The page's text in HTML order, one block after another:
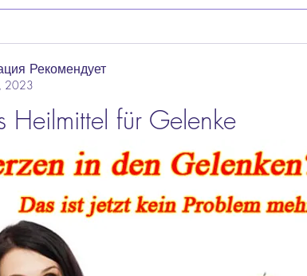
Рекомендует
2023
Heilmittel für Gelenke